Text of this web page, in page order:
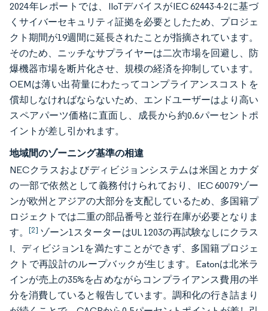
2024年レポートでは、IIoTデバイスがIEC 62443-4-2に基づ
くサイバーセキュリティ証拠を必要としたため、プロジェ
クト期間が19週間に延長されたことが指摘されています。
そのため、ニッチなサプライヤーは二次市場を回避し、防
爆機器市場を断片化させ、規模の経済を抑制しています。
OEMは薄い出荷量にわたってコンプライアンスコストを
償却しなければならないため、エンドユーザーはより高い
スペアパーツ価格に直面し、成長から約0.6パーセントポ
イントが差し引かれます。
地域間のゾーニング基準の相違
NECクラスおよびディビジョンシステムは米国とカナダ
の一部で依然として義務付けられており、IEC 60079ゾー
ンが欧州とアジアの大部分を支配しているため、多国籍プ
ロジェクトでは二重の部品番号と並行在庫が必要となりま
す。[2] ゾーン1スターターはUL 1203の再試験なしにクラス
I、ディビジョン1を満たすことができず、多国籍プロジェ
クトで再設計のループバックが生じます。Eatonは北米ラ
インが売上の35%を占めながらコンプライアンス費用の半
分を消費していると報告しています。調和化の行き詰まり